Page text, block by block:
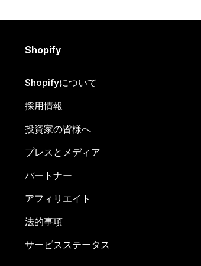
Shopify
Shopifyについて
採用情報
投資家の皆様へ
プレスとメディア
パートナー
アフィリエイト
法的事項
サービスステータス